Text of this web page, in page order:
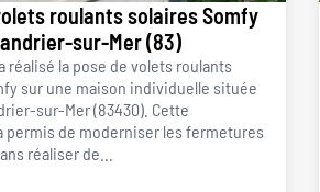
roulants solaires Somfy
sur-Mer (83)
réalisé la pose de volets roulants
sur une maison individuelle située
sur-Mer (83430). Cette
permis de moderniser les fermetures
réaliser de...